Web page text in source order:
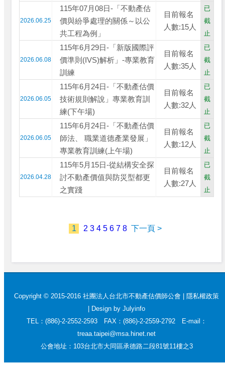
2026.06.25
115年07月08日-「不動產估
價與紛爭處理的關係～以公
共工程為例」
目前報名
人數:15人
已
截
止
2026.06.08
115年6月29日-「新版國際評
價準則(IVS)解析」-專業教育
訓練
目前報名
人數:35人
已
截
止
2026.06.05
115年6月24日-「不動產估價
技術規則解說」專業教育訓
練(下午場)
目前報名
人數:32人
已
截
止
2026.06.05
115年6月24日-「不動產估價
師法、 職業道德產業發展」
專業教育訓練(上午場)
目前報名
人數:12人
已
截
止
2026.04.28
115年5月15日-從結構安全探
討不動產價值與防災型都更
之實踐
目前報名
人數:27人
已
截
止
1 2 3 4 5 6 7 8 下一頁 >
Copyright © 2015-2016 社團法人台北市不動產估價師公會 | 隱私權政策
Design by Julyinfo
TEL：(886)-2-2552-2593 FAX：(886)-2-2559-2792 E-mail：
treaa.taipei@msa.hinet.net
公會地址：103台北市大同區承德路二段81號11樓之3